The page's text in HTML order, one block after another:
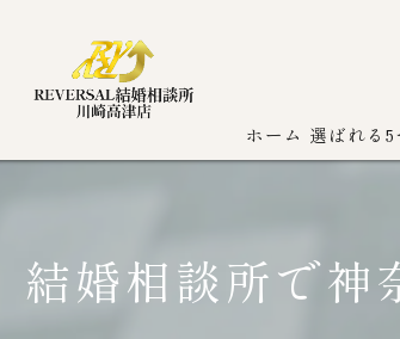
ホーム 選ばれる
結婚相談所で神